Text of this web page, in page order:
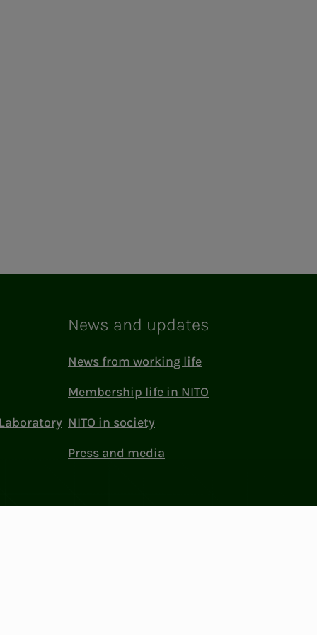
News and updates
News from working life
Membership life in NITO
NITO in society
Press and media